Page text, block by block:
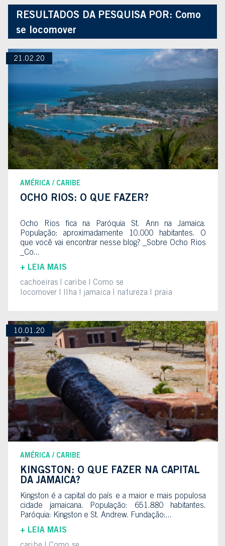
RESULTADOS DA PESQUISA POR: Como
se locomover
21.02.20
AMÉRICA CARIBE
OCHO RIOS: O QUE FAZER?
Ocho Rios fica na Paróquia St. Ann na Jamaica.
População: aproximadamente 10.000 habitantes. O
que você vai encontrar nesse blog? _Sobre Ocho Rios
_Co...
+ LEIA MAIS
cachoeiras
caribe
Como se
locomover
Ilha jamaica natureza praia
10.01.20
AMÉRICA CARIBE
KINGSTON: O QUE FAZER NA CAPITAL
DA JAMAICA?
Kingston é a capital do país e a maior e mais populosa
cidade jamaicana. População: 651.880 habitantes.
Paróquia: Kingston e St. Andrew. Fundação:...
+ LEIA MAIS